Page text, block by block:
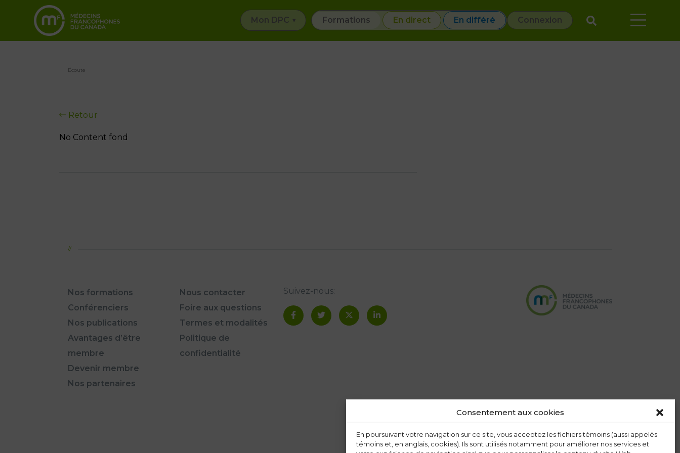
Consentement aux cookies
En poursuivant votre navigation sur ce site, vous acceptez les fichiers témoins (aussi appelés
témoins et, en anglais, cookies). Ils sont utilisés notamment pour améliorer nos services et
Mon DPC Formations En direct En différé Connexion
Écoute
Retour
No Content fond
Nos formations
Conférenciers
Nos publications
Avantages d’être
membre
Devenir membre
Nos partenaires
Nous contacter
Foire aux questions
Termes et modalités
Politique de
confidentialité
Suivez-nous: